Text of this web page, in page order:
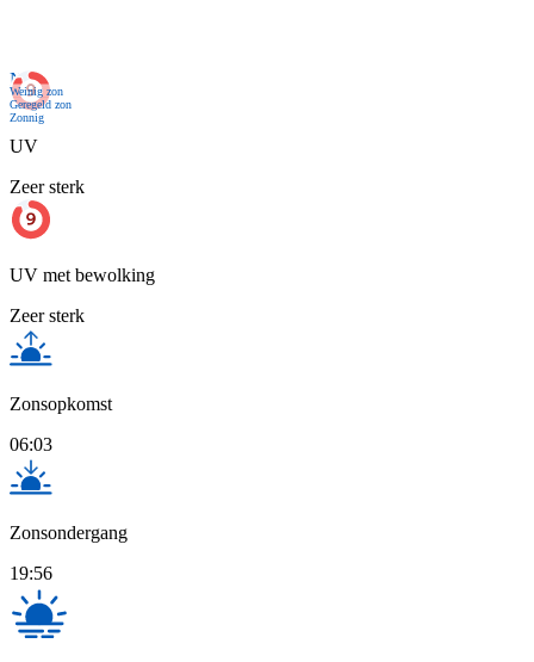
Nu
Weinig zon
Geregeld zon
Zonnig
UV
Zeer sterk
UV met bewolking
Zeer sterk
Zonsopkomst
06:03
Zonsondergang
19:56